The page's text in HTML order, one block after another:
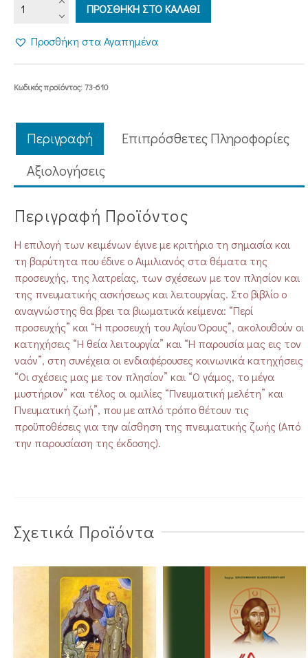
ΛΟΓΟΣ
ΑΙΣΘΗΣΕΩΣ
ΠΡΟΣΘΗΚΗ ΣΤΟ ΚΑΛΑΘΙ
Προσθήκη στα Αγαπημένα
Κωδικός προϊόντος:73-610
Περιγραφή
Επιπρόσθετες Πληροφορίες
Aξιολογήσεις
Περιγραφή Προϊόντος
Η επιλογή των κειμένων έγινε με κριτήριο τη σημασία και
τη βαρύτητα που έδινε ο Αιμιλιανός στα θέματα της
προσευχής, της λατρείας, των σχέσεων με τον πλησίον και
της πνευματικής ασκήσεως και λειτουργίας. Στο βιβλίο ο
αναγνώστης θα βρει τα βιωματικά κείμενα: “Περί
προσευχής” και “Η προσευχή του Αγίου Όρους”, ακολουθούν οι
κατηχήσεις “Η θεία λειτουργία” και “Η παρουσία μας εις τον
ναόν”, στη συνέχεια οι ενδιαφέρουσες κοινωνικά κατηχήσεις
“Οι σχέσεις μας με τον πλησίον” και “Ο γάμος, το μέγα
μυστήριον” και τέλος οι ομιλίες “Πνευματική μελέτη” και
Πνευματική ζωή”, που με απλό τρόπο θέτουν τις
προϋποθέσεις για την αίσθηση της πνευματικής ζωής (Από
την παρουσίαση της έκδοσης).
Σχετικά Προϊόντα